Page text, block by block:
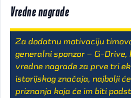
Vredne nagrade
Za dodatnu motivaciju
generalni sponzor – G-Drive,
vredne nagrade za prve tri
istorijskog značaja, najbolji
priznanja koja će im biti